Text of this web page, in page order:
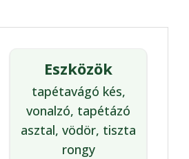
Eszközök
tapétavágó kés,
vonalzó, tapétázó
asztal, vödör, tiszta
rongy